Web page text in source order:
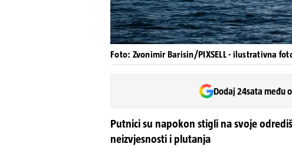
Foto: Zvonimir Barisin/PIXSELL - ilustrativna
Dodaj 24sata među
Putnici su napokon stigli na svoje
neizvjesnosti i plutanja